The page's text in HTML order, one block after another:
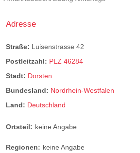
Adresse
Straße: Luisenstrasse 42
Postleitzahl: PLZ 46284
Stadt: Dorsten
Bundesland: Nordrhein-Westfalen
Land: Deutschland
Ortsteil: keine Angabe
Regionen: keine Angabe